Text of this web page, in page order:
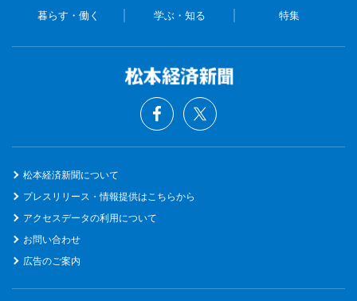
暮らす・働く 学ぶ・知る 特集
松本経済新聞について
プレスリリース・情報提供はこちらから
アクセスデータの利用について
お問い合わせ
広告のご案内